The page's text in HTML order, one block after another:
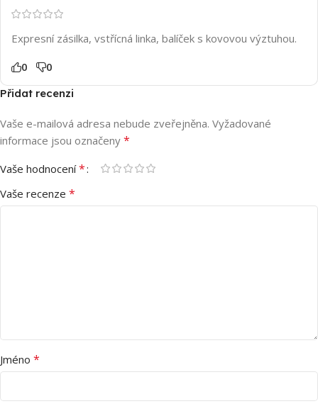
Expresní zásilka, vstřícná linka, balíček s kovovou výztuhou.
0 0
Přidat recenzi
Vaše e-mailová adresa nebude zveřejněna. Vyžadované
informace jsou označeny *
Vaše hodnocení*
Vaše recenze *
Jméno *